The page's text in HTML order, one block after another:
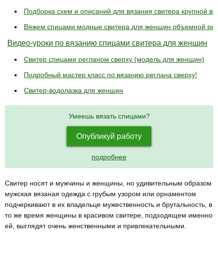
Подборка схем и описаний для вязания свитера крупной
Вяжем спицами модные свитера для женщин объемной
Видео-уроки по вязанию спицами свитера для женщин
Свитер спицами регланом сверху (модель для женщин)
Подробный мастер класс по вязанию реглана сверху!
Свитер-водолазка для женщин
Умеешь вязать спицами?
Опубликуй работу
подробнее
Свитер носят и мужчины и женщины, но удивительным образом
мужская вязаная одежда с грубым узором или орнаментом
подчеркивают в их владельце мужественность и брутальность, в
то же время женщины в красивом свитере, подходящем именно
ей, выглядят очень женственными и привлекательными.